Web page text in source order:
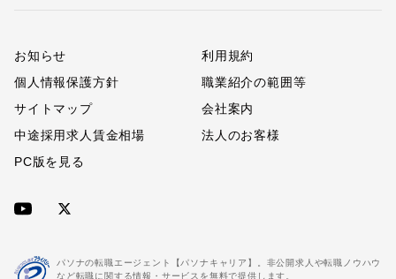
お知らせ
利用規約
個人情報保護方針
職業紹介の範囲等
サイトマップ
会社案内
中途採用求人賃金相場
法人のお客様
PC版を見る
パソナの転職エージェント【パソナキャリア】。非公開求人や転職ノウハウ
など転職に関する情報・サービスを無料で提供します。